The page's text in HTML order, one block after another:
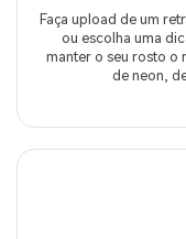
Faça upload de um
ou escolha uma
manter o seu rosto o
de neon,